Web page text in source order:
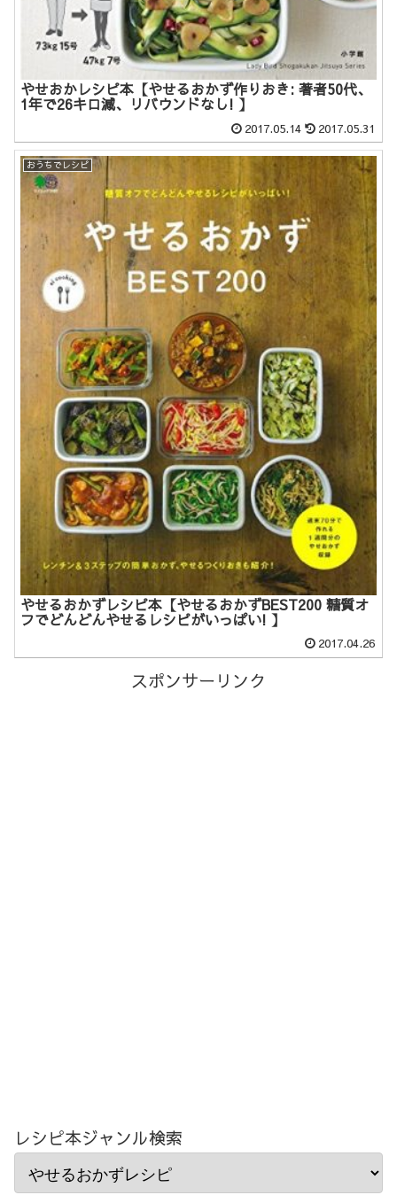
やせおかレシピ本【やせるおかず作りおき: 著者50代、
1年で26キロ減、リバウンドなし! 】
2017.05.14 2017.05.31
おうちでレシピ
やせるおかずレシピ本【やせるおかずBEST200 糖質オ
フでどんどんやせるレシピがいっぱい! 】
2017.04.26
スポンサーリンク
レシピ本ジャンル検索